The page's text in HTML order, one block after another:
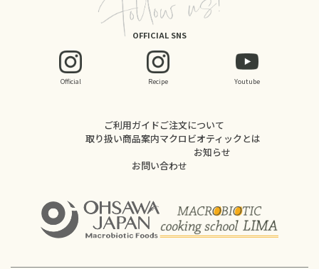
OFFICIAL SNS
Official Recipe Youtube
ご利用ガイドご注文について
取り扱い商品案内マクロビオティックとは
お知らせ
お問い合わせ